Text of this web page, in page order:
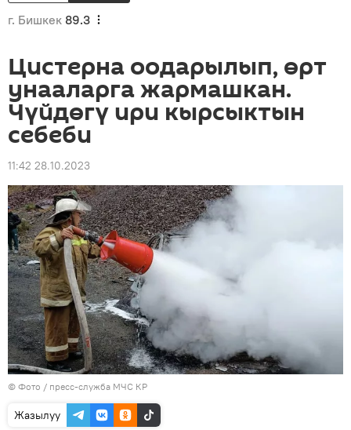
г. Бишкек 89.3
Цистерна оодарылып, өрт
унааларга жармашкан.
Чүйдөгү ири кырсыктын
себеби
11:42 28.10.2023
© Фото / пресс-служба МЧС КР
Жазылуу